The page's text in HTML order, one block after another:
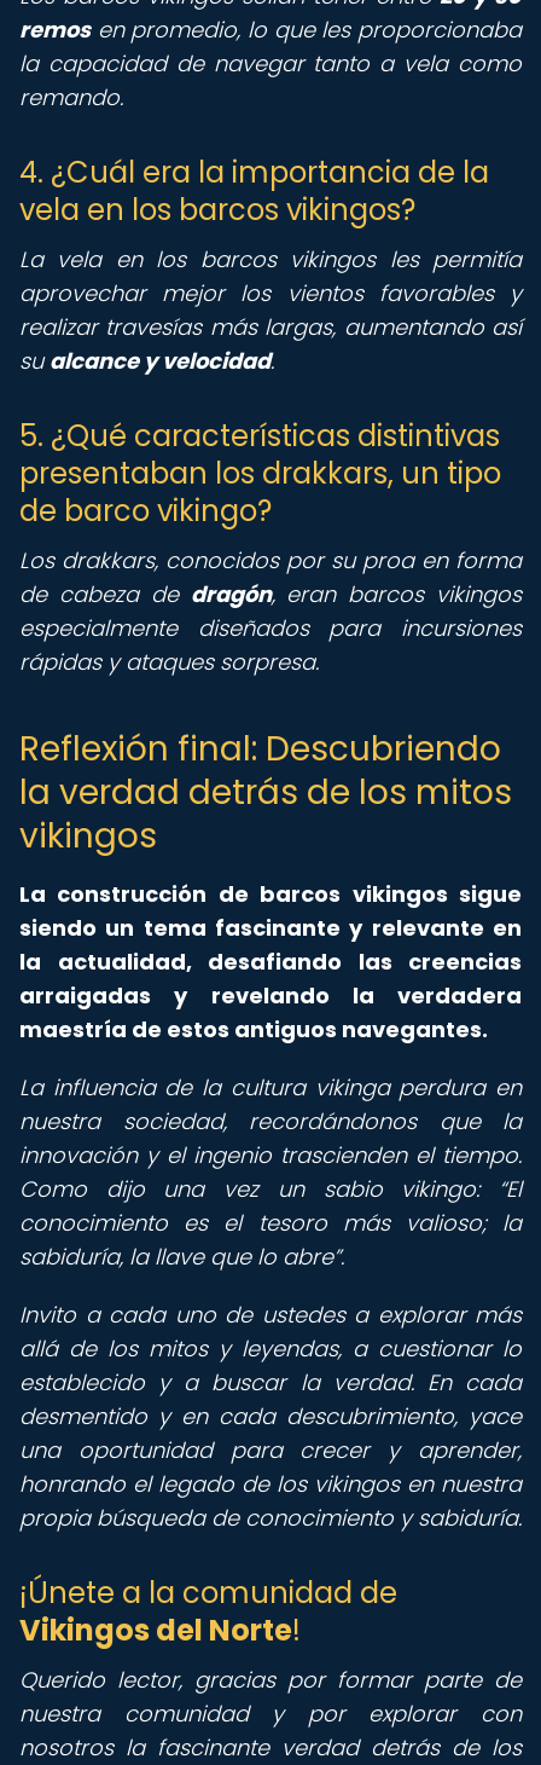
remosen promedio, lo que les proporcionaba
la capacidad de navegar tanto a vela como
remando.
4. ¿Cuál era la importancia de la
vela en los barcos vikingos?
La vela en los barcos vikingos les permitía
aprovechar mejor los vientos favorables y
realizar travesías más largas, aumentando así
sualcance y velocidad.
5. ¿Qué características distintivas
presentaban los drakkars, un tipo
de barco vikingo?
Los drakkars, conocidos por su proa en forma
de cabeza de dragón, eran barcos vikingos
especialmente diseñados para incursiones
rápidas y ataques sorpresa.
Reflexión final: Descubriendo
la verdad detrás de los mitos
vikingos
La construcción de barcos vikingos sigue
siendo un tema fascinante y relevante en
la actualidad, desafiando las creencias
arraigadas y revelando la verdadera
maestría de estos antiguos navegantes.
La influencia de la cultura vikinga perdura en
nuestra sociedad, recordándonos que la
innovación y el ingenio trascienden el tiempo.
Como dijo una vez un sabio vikingo:
El
conocimiento es el tesoro más valioso; la
sabiduría, la llave que lo abre .
Invito a cada uno de ustedes a explorar más
allá de los mitos y leyendas, a cuestionar lo
establecido y a buscar la verdad. En cada
desmentido y en cada descubrimiento, yace
una oportunidad para crecer y aprender,
honrando el legado de los vikingos en nuestra
propia búsqueda de conocimiento y sabiduría.
¡Únete a la comunidad de
Vikingos del Norte!
Querido lector, gracias por formar parte de
nuestra comunidad y por explorar con
nosotros la fascinante verdad detrás de los